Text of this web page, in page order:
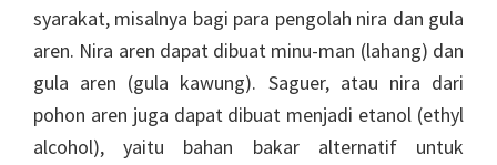
syarakat, misalnya bagi para pengolah nira dan gula
aren. Nira aren dapat dibuat minu-man (lahang) dan
gula aren (gula kawung). Saguer, atau nira dari
pohon aren juga dapat dibuat menjadi etanol (ethyl
alcohol), yaitu bahan bakar alternatif untuk